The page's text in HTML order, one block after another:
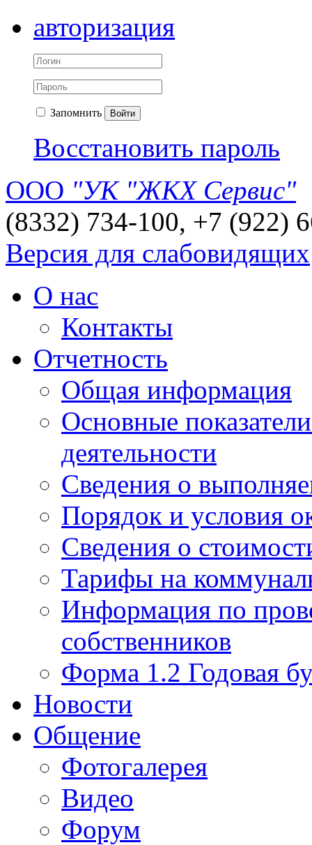
авторизация
Запомнить Войти
Восстановить пароль
ООО "УК "ЖКХ Сервис"
(8332) 734-100, +7 (922)
Версия для слабовидящих
О нас
Контакты
Отчетность
Общая информация
Основные
деятельности
Сведения о
Порядок и условия
Сведения о
Тарифы на
Информация по
собственников
Форма 1.2 Годовая
Новости
Общение
Фотогалерея
Видео
Форум